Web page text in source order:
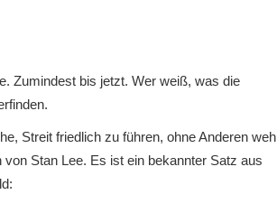
Zumindest bis jetzt. Wer weiß, was die
Streit friedlich zu führen, ohne Anderen weh
Stan Lee. Es ist ein bekannter Satz aus